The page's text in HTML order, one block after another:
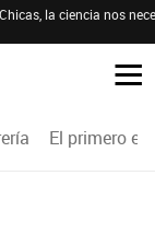
Chicas, la ciencia nos
El primero en